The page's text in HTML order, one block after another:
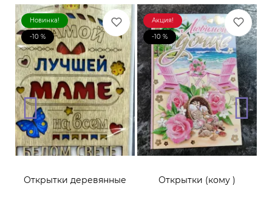
Новинка!
-10 %
Открытки деревянные
Акция!
-10 %
Открытки (кому )